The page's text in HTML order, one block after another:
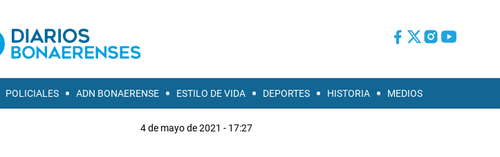
POLICIALES ADN BONAERENSE ESTILO DE VIDA DEPORTES HISTORIA MEDIOS
4 de mayo de 2021 - 17:27